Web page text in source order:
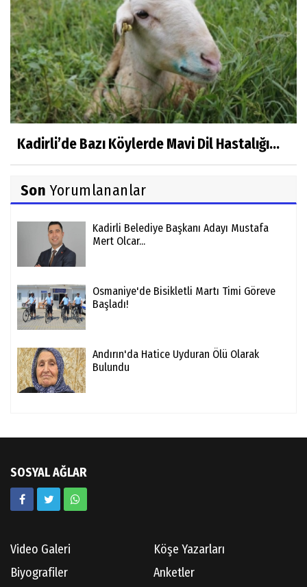
Kadirli’de Bazı Köylerde Mavi Dil Hastalığı...
Son Yorumlananlar
Kadirli Belediye Başkanı Adayı Mustafa
Mert Olcar...
Osmaniye'de Bisikletli Martı Timi Göreve
Başladı!
Andırın'da Hatice Uyduran Ölü Olarak
Bulundu
SOSYAL AĞLAR
Video Galeri
Köşe Yazarları
Biyografiler
Anketler